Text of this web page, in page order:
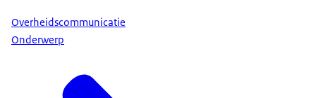
• Bedenk van te voren wat de problemen kunnen
Overheidscommunicatie
Onderwerp